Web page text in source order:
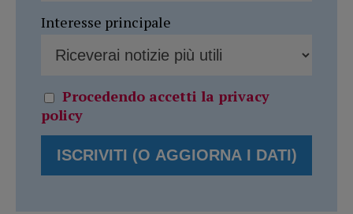
Interesse principale
Procedendo accetti la privacy
policy